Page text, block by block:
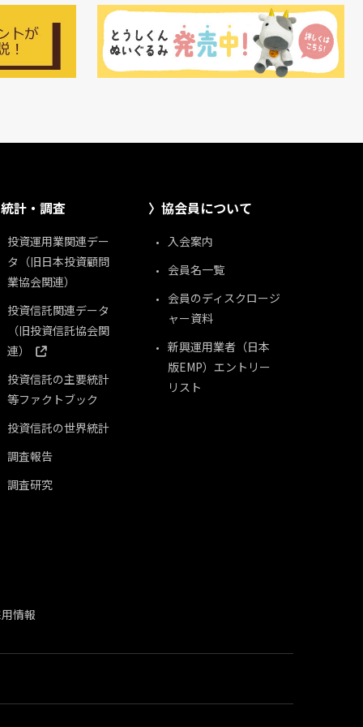
統計・調査
投資運用業関連デー
タ（旧日本投資顧問
業協会関連）
投資信託関連データ
（旧投資信託協会関
連）
投資信託の主要統計
等ファクトブック
投資信託の世界統計
調査報告
調査研究
協会員について
入会案内
会員名一覧
会員のディスクロージ
ャー資料
新興運用業者（日本
版EMP）エントリー
リスト
情報